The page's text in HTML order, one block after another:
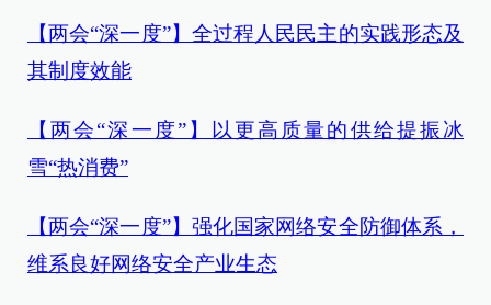
【两会“深一度”】全过程人民民主的实践形态及
其制度效能
【两会“深一度”】以更高质量的供给提振冰
雪“热消费”
【两会“深一度”】强化国家网络安全防御体系，
维系良好网络安全产业生态